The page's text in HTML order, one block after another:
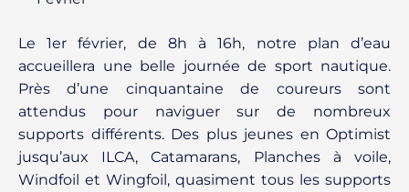
Le 1er février, de 8h à 16h, notre plan d’eau
accueillera une belle journée de sport nautique.
Près d’une cinquantaine de coureurs sont
attendus pour naviguer sur de nombreux
supports différents. Des plus jeunes en Optimist
jusqu’aux ILCA, Catamarans, Planches à voile,
Windfoil et Wingfoil, quasiment tous les supports